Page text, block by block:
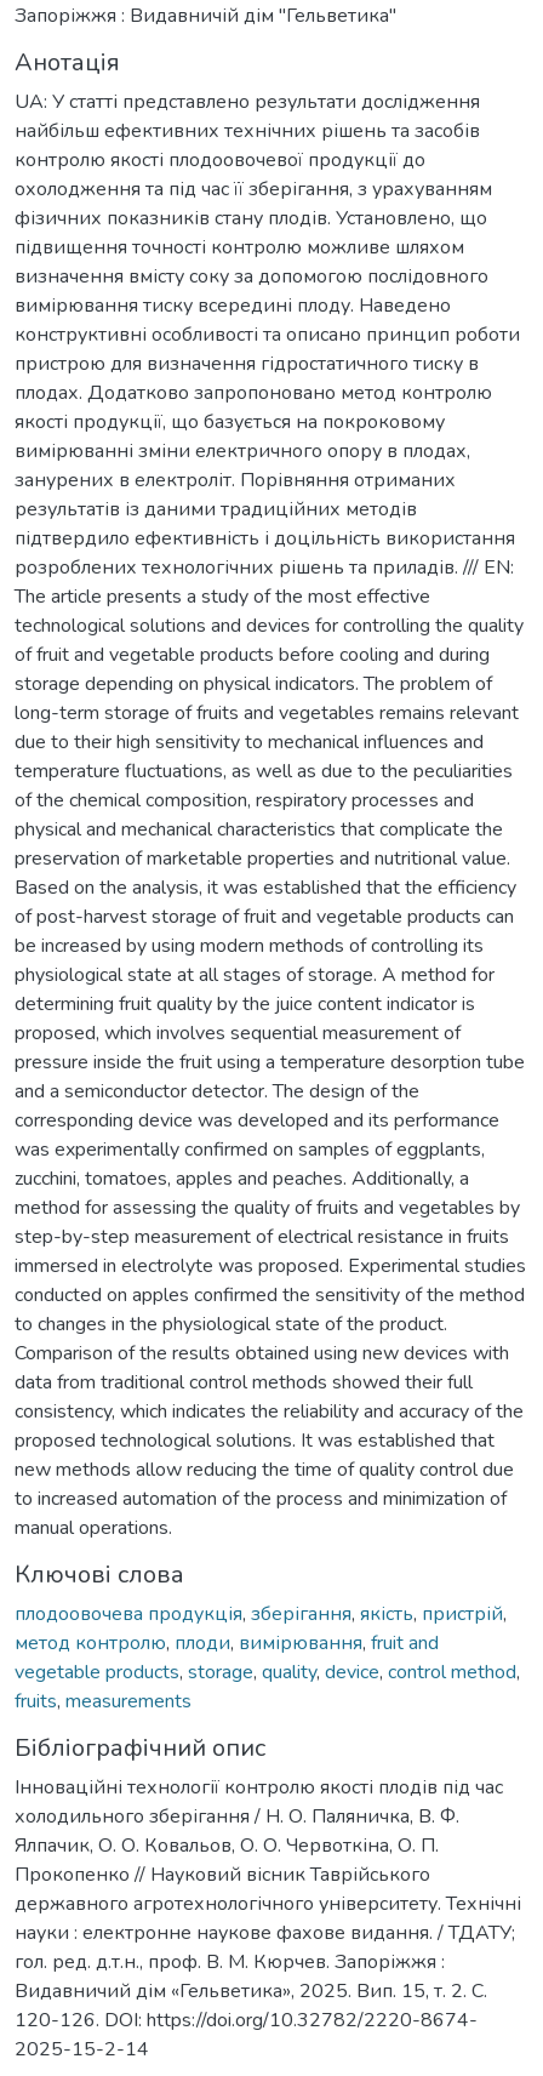
Запоріжжя : Видавничій дім "Гельветика"
Анотація
UA: У статті представлено результати дослідження
найбільш ефективних технічних рішень та засобів
контролю якості плодоовочевої продукції до
охолодження та під час її зберігання, з урахуванням
фізичних показників стану плодів. Установлено, що
підвищення точності контролю можливе шляхом
визначення вмісту соку за допомогою послідовного
вимірювання тиску всередині плоду. Наведено
конструктивні особливості та описано принцип роботи
пристрою для визначення гідростатичного тиску в
плодах. Додатково запропоновано метод контролю
якості продукції, що базується на покроковому
вимірюванні зміни електричного опору в плодах,
занурених в електроліт. Порівняння отриманих
результатів із даними традиційних методів
підтвердило ефективність і доцільність використання
розроблених технологічних рішень та приладів. /// EN:
The article presents a study of the most effective
technological solutions and devices for controlling the quality
of fruit and vegetable products before cooling and during
storage depending on physical indicators. The problem of
long-term storage of fruits and vegetables remains relevant
due to their high sensitivity to mechanical influences and
temperature fluctuations, as well as due to the peculiarities
of the chemical composition, respiratory processes and
physical and mechanical characteristics that complicate the
preservation of marketable properties and nutritional value.
Based on the analysis, it was established that the efficiency
of post-harvest storage of fruit and vegetable products can
be increased by using modern methods of controlling its
physiological state at all stages of storage. A method for
determining fruit quality by the juice content indicator is
proposed, which involves sequential measurement of
pressure inside the fruit using a temperature desorption tube
and a semiconductor detector. The design of the
corresponding device was developed and its performance
was experimentally confirmed on samples of eggplants,
zucchini, tomatoes, apples and peaches. Additionally, a
method for assessing the quality of fruits and vegetables by
step-by-step measurement of electrical resistance in fruits
immersed in electrolyte was proposed. Experimental studies
conducted on apples confirmed the sensitivity of the method
to changes in the physiological state of the product.
Comparison of the results obtained using new devices with
data from traditional control methods showed their full
consistency, which indicates the reliability and accuracy of the
proposed technological solutions. It was established that
new methods allow reducing the time of quality control due
to increased automation of the process and minimization of
manual operations.
Ключові слова
плодоовочева продукція, зберігання, якість, пристрій,
метод контролю, плоди, вимірювання, fruit and
vegetable products, storage, quality, device, control method,
fruits, measurements
Бібліографічний опис
Інноваційні технології контролю якості плодів під час
холодильного зберігання / Н. О. Паляничка, В. Ф.
Ялпачик, О. О. Ковальов, О. О. Червоткіна, О. П.
Прокопенко // Науковий вісник Таврійського
державного агротехнологічного університету. Технічні
науки : електронне наукове фахове видання. / ТДАТУ;
гол. ред. д.т.н., проф. В. М. Кюрчев. Запоріжжя :
Видавничий дім «Гельветика», 2025. Вип. 15, т. 2. С.
120-126. DOI: https://doi.org/10.32782/2220-8674-
2025-15-2-14